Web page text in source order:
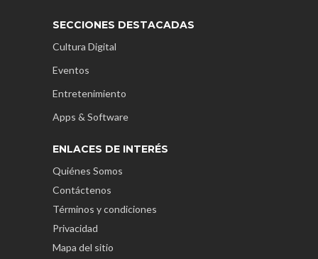
SECCIONES DESTACADAS
Cultura Digital
Eventos
Entretenimiento
Apps & Software
ENLACES DE INTERÉS
Quiénes Somos
Contáctenos
Términos y condiciones
Privacidad
Mapa del sitio